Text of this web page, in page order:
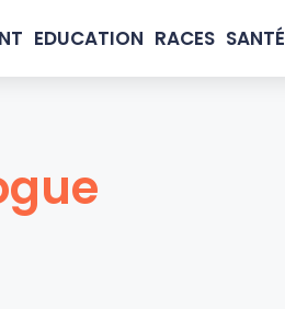
EDUCATION RACES SANTÉ